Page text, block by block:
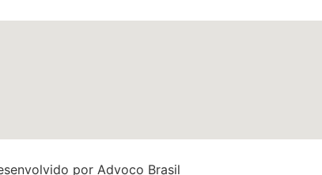
por Advoco Brasil